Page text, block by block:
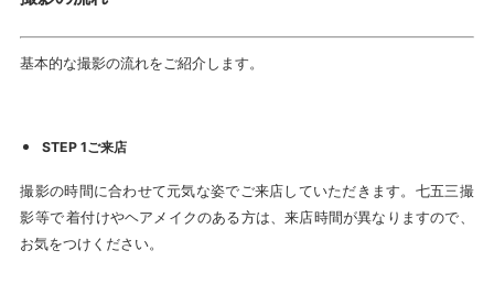
基本的な撮影の流れをご紹介します。
STEP 1ご来店
撮影の時間に合わせて元気な姿でご来店していただきます。七五三撮
影等で 着付けやヘアメイクのある方は、来店時間が異なりますので、
お気をつけください。